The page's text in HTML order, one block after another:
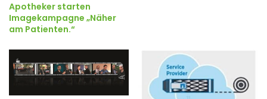
Apotheker starten
Imagekampagne „Näher
am Patienten.“